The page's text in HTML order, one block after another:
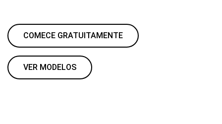
COMECE GRATUITAMENTE
VER MODELOS